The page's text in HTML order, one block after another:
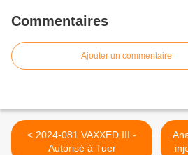
Commentaires
Ajouter un commentaire
< 2024-081 VAXXED III -
Autorisé à Tuer